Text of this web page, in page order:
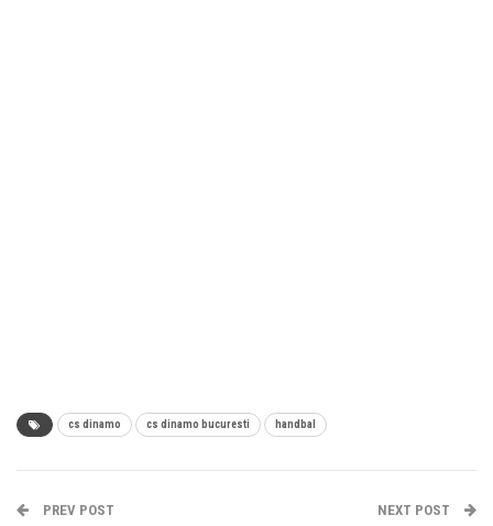
cs dinamo cs dinamo bucuresti handbal
PREV POST NEXT POST